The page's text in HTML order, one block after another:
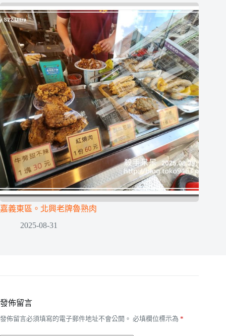
嘉義東區。北興老牌魯熟肉
2025-08-31
發佈留言
發佈留言必須填寫的電子郵件地址不會公開。 必填欄位標示為 *